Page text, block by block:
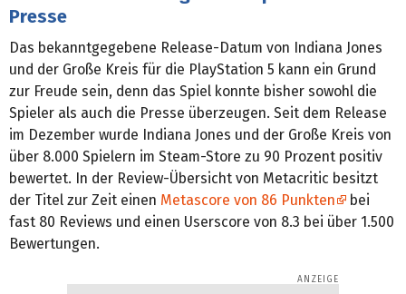
Presse
Das bekanntgegebene Release-Datum von Indiana Jones
und der Große Kreis für die PlayStation 5 kann ein Grund
zur Freude sein, denn das Spiel konnte bisher sowohl die
Spieler als auch die Presse überzeugen. Seit dem Release
im Dezember wurde Indiana Jones und der Große Kreis von
über 8.000 Spielern im Steam-Store zu 90 Prozent positiv
bewertet. In der Review-Übersicht von Metacritic besitzt
der Titel zur Zeit einen Metascore von 86 Punkten
bei
fast 80 Reviews und einen Userscore von 8.3 bei über 1.500
Bewertungen.